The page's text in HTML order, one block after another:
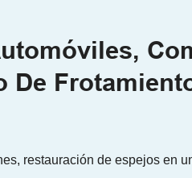
De
restauración de espejos en